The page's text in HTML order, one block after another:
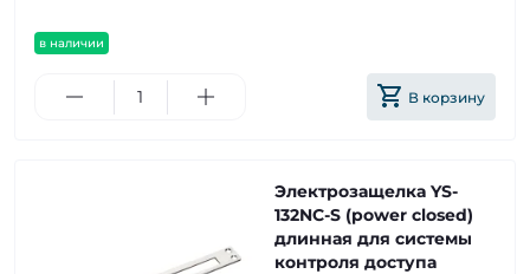
в наличии
В корзину
Электрозащелка YS-
132NC-S (power closed)
длинная для системы
контроля доступа